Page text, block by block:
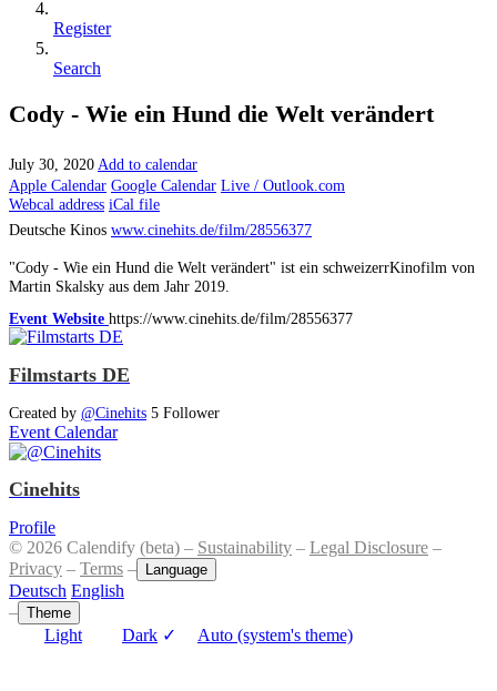
Register
Search
Cody - Wie ein Hund die Welt verändert
July 30, 2020 Add to calendar
Apple Calendar Google Calendar Live / Outlook.com
Webcal address iCal file
Deutsche Kinos www.cinehits.de/film/28556377
"Cody - Wie ein Hund die Welt verändert" ist ein schweizerrKinofilm von
Martin Skalsky aus dem Jahr 2019.
Event Website https://www.cinehits.de/film/28556377
Filmstarts DE
Created by @Cinehits 5 Follower
Event Calendar
Cinehits
Profile
© 2026 Calendify (beta) – Sustainability – Legal Disclosure –
Privacy – Terms – Language
Deutsch English
– Theme
Light Dark ✓ Auto (system's theme)